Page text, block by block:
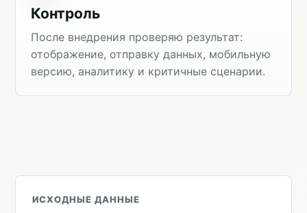
Контроль
После внедрения проверяю результат:
отображение, отправку данных, мобильную
версию, аналитику и критичные сценарии.
ИСХОДНЫЕ ДАННЫЕ